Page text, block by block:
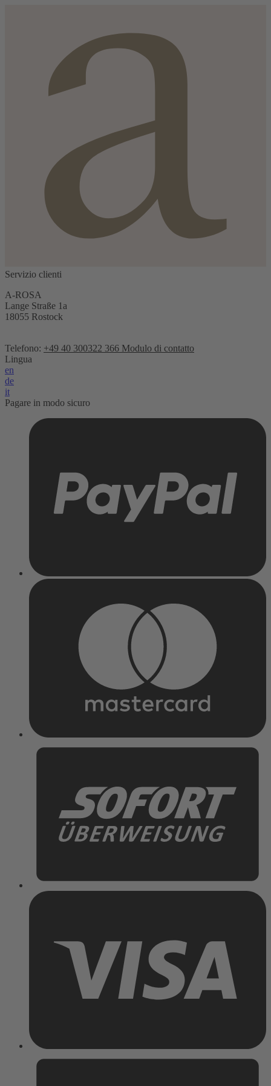
Servizio clienti
A-ROSA
Lange Straße 1a
18055 Rostock
Telefono: +49 40 300322 366 Modulo di contatto
Lingua
en
de
it
Pagare in modo sicuro